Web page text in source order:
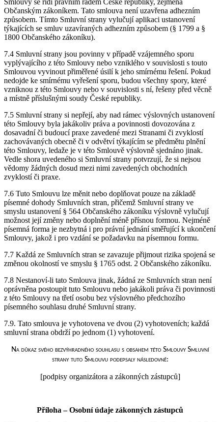
Smlouvy se řídí právním řádem České republiky, zejména
Občanským zákoníkem. Tato smlouva není uzavřena adhezním
způsobem. Tímto Smluvní strany vylučují aplikaci ustanovení
týkajících se smluv uzavíraných adhezním způsobem (§ 1799 a §
1800 Občanského zákoníku).
7.4 Smluvní strany jsou povinny v případě vzájemného sporu
vyplývajícího z této Smlouvy nebo vzniklého v souvislosti s touto
Smlouvou vyvinout přiměřené úsilí k jeho smírnému řešení. Pokud
nedojde ke smírnému vyřešení sporu, budou všechny spory, které
vzniknou z této Smlouvy nebo v souvislosti s ní, řešeny před věcně
a místně příslušnými soudy České republiky.
7.5 Smluvní strany si nepřejí, aby nad rámec výslovných ustanovení
této Smlouvy byla jakákoliv práva a povinnosti dovozována z
dosavadní či budoucí praxe zavedené mezi Stranami či zvyklostí
zachovávaných obecně či v odvětví týkajícím se předmětu plnění
této Smlouvy, ledaže je v této Smlouvě výslovně sjednáno jinak.
Vedle shora uvedeného si Smluvní strany potvrzují, že si nejsou
vědomy žádných dosud mezi nimi zavedených obchodních
zvyklostí či praxe.
7.6 Tuto Smlouvu lze měnit nebo doplňovat pouze na základě
písemné dohody Smluvních stran, přičemž Smluvní strany ve
smyslu ustanovení § 564 Občanského zákoníku výslovně vylučují
možnost její změny nebo doplnění méně přísnou formou. Nejméně
písemná forma je nezbytná i pro právní jednání směřující k ukončení
Smlouvy, jakož i pro vzdání se požadavku na písemnou formu.
7.7 Každá ze Smluvních stran se zavazuje přijmout rizika spojená se
změnou okolností ve smyslu § 1765 odst. 2 Občanského zákoníku.
7.8 Nestanoví-li tato Smlouva jinak, žádná ze Smluvních stran není
oprávněna postoupit tuto Smlouvu nebo jakákoli práva či povinnosti
z této Smlouvy na třetí osobu bez výslovného předchozího
písemného souhlasu druhé Smluvní strany.
7.9. Tato smlouva je vyhotovena ve dvou (2) vyhotoveních; každá
smluvní strana obdrží po jednom (1) vyhotovení.
Na důkaz svého bezvýhradného souhlasu s obsahem této Smlouvy Smluvní
strany tuto Smlouvu podepsaly následovně:
[podpisy organizátora a zákonných zástupců]
Příloha – Osobní údaje zákonných zástupců